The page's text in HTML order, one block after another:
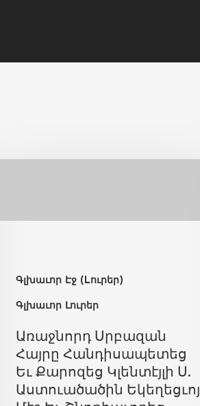
Գլխաւոր Էջ (Lուրեր)
Գլխաւոր Լուրեր
Առաջնորդ Սրբազան
Հայրը Հանդիսապետեց
Եւ Քարոզեց Կլենտէյլի Ս.
Աստուածածին Եկեղեցւոյ